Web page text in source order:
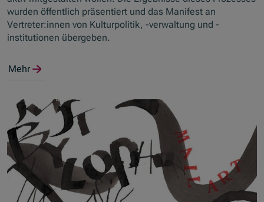
wurden öffentlich präsentiert und das Manifest an
Vertreter:innen von Kulturpolitik, -verwaltung und -
institutionen übergeben.
Mehr